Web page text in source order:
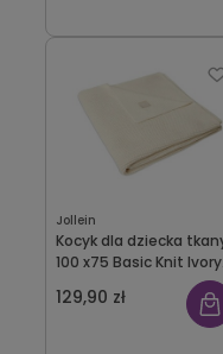
Jollein
Kocyk dla dziecka
100 x75 Basic Knit Ivory
129,90 zł